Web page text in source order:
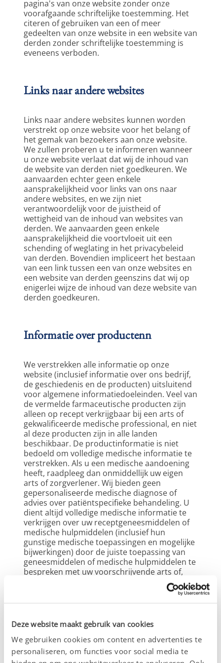
Deze website maakt gebruik van cookies
We gebruiken cookies om content en advertenties te
personaliseren, om functies voor social media te
pagina's van onze website zonder onze
voorafgaande schriftelijke toestemming. Het
citeren of gebruiken van een of meer
gedeelten van onze website in een website van
derden zonder schriftelijke toestemming is
eveneens verboden.
Links naar andere websites
Links naar andere websites kunnen worden
verstrekt op onze website voor het belang of
het gemak van bezoekers aan onze website.
We zullen proberen u te informeren wanneer
u onze website verlaat dat wij de inhoud van
de website van derden niet goedkeuren. We
aanvaarden echter geen enkele
aansprakelijkheid voor links van ons naar
andere websites, en we zijn niet
verantwoordelijk voor de juistheid of
wettigheid van de inhoud van websites van
derden. We aanvaarden geen enkele
aansprakelijkheid die voortvloeit uit een
schending of weglating in het privacybeleid
van derden. Bovendien impliceert het bestaan
van een link tussen een van onze websites en
een website van derden geenszins dat wij op
enigerlei wijze de inhoud van deze website van
derden goedkeuren.
Informatie over productenn
We verstrekken alle informatie op onze
website (inclusief informatie over ons bedrijf,
de geschiedenis en de producten) uitsluitend
voor algemene informatiedoeleinden. Veel van
de vermelde farmaceutische producten zijn
alleen op recept verkrijgbaar bij een arts of
gekwalificeerde medische professional, en niet
al deze producten zijn in alle landen
beschikbaar. De productinformatie is niet
bedoeld om volledige medische informatie te
verstrekken. Als u een medische aandoening
heeft, raadpleeg dan onmiddellijk uw eigen
arts of zorgverlener. Wij bieden geen
gepersonaliseerde medische diagnose of
advies over patiëntspecifieke behandeling. U
dient altijd volledige medische informatie te
verkrijgen over uw receptgeneesmiddelen of
medische hulpmiddelen (inclusief hun
gunstige medische toepassingen en mogelijke
bijwerkingen) door de juiste toepassing van
geneesmiddelen of medische hulpmiddelen te
bespreken met uw voorschrijvende arts of,
indien van toepassing, andere medische
adviseur. Afhankelijk van de lokale wetgeving
kunt u nadere informatie vinden in de
deze producten kan per land variëren.
Patiënten, artsen en andere medische
professionals dienen contact op te nemen
met lokale medische hulpbronnen en
regelgevende autoriteiten voor informatie die